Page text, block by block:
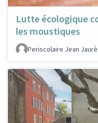
Lutte écologique
les moustiques
Periscolaire Jean